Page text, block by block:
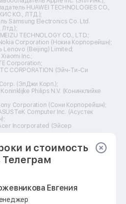
HUAWEI TECHNOLOGIES CO.,
КО., ЛТД.);
Samsung Electronics Co. Ltd.
Лтд.);
TECHNOLOGY CO., LTD.;
Corporation (Нокиа Корпорейшн);
Lenovo (Beijing) Limited;
Inc.;
Corporation;
CORPORATION (Эйч-Ти-Си
(ЭлДжи Корп.);
Philips N.V. (Конинклийке
Corporation (Сони Корпорейшн);
Computer Inc. (Асустек
Incorporated (Эйсер
Inc.(Делл Инк.);
Packard Group LLC (ЭйчПи
KAISHA TOSHIBA, also
(КАБУШИКИ КАЙША ТОШИБА
Корпорейшн).
знаки используются для описания
центров АСЦ, не связанных с
товарных знаков и/или с их
и стоимость
Евгения